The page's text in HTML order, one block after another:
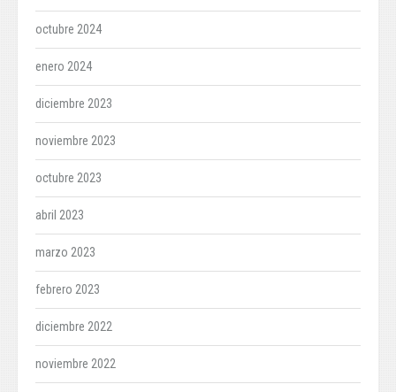
octubre 2024
enero 2024
diciembre 2023
noviembre 2023
octubre 2023
abril 2023
marzo 2023
febrero 2023
diciembre 2022
noviembre 2022